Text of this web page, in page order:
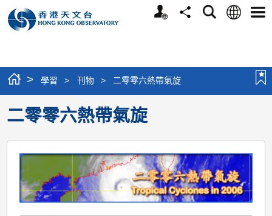
個
分
搜
語
選
> 學習 > 刊物 > 二零零六熱帶氣旋
二零零六熱帶氣旋